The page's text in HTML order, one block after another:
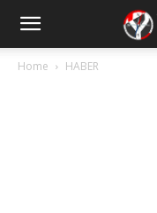
Home HABER